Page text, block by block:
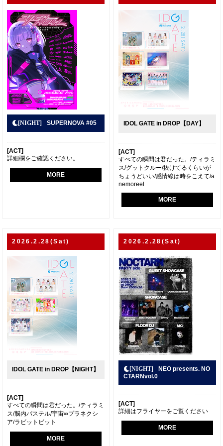
SUPERNOVA #05
[ACT]
詳細欄をご確認ください。
MORE
IDOL GATE in DROP【DAY】
[ACT]
すべての瞬間は君だった。/ティラミ
ス/グットクルー/抜けてるくらいが
ちょうどいい/感情線は時をこえて/a
nemoreel
MORE
2026.2.28(Sat)
IDOL GATE in DROP【NIGHT】
[ACT]
すべての瞬間は君だった。/ティラミ
ス/脳内パステル/宇宙∞プラネクシ
ア/ラビットビット
MORE
2026.2.28(Sat)
NEO presents. NO
CTARNvol.0
[ACT]
詳細はフライヤーをご覧ください
MORE